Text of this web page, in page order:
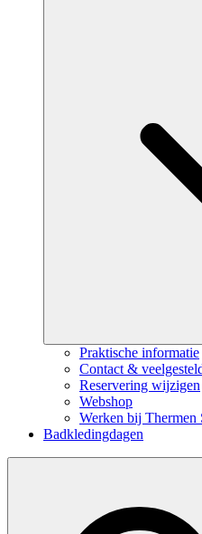
Praktische informatie
Contact &
Reservering wijzigen
Webshop
Werken bij Thermen
Badkledingdagen